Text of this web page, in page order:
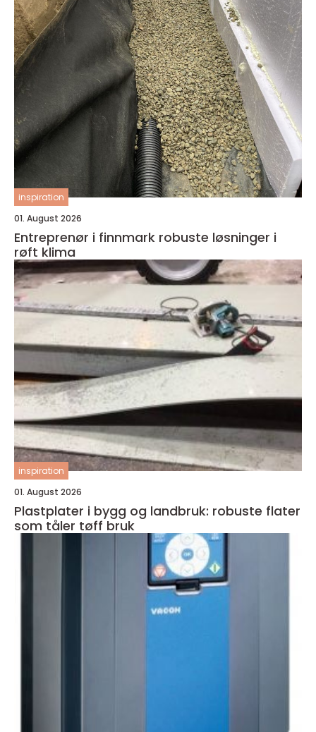
inspiration
01. August 2026
Entreprenør i finnmark robuste løsninger i
røft klima
inspiration
01. August 2026
Plastplater i bygg og landbruk: robuste flater
som tåler tøff bruk